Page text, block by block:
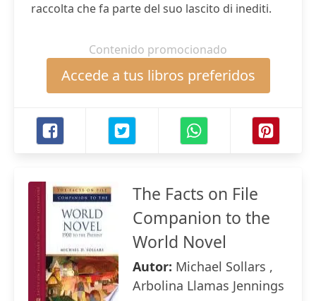
raccolta che fa parte del suo lascito di inediti.
Contenido promocionado
Accede a tus libros preferidos
The Facts on File
Companion to the
World Novel
Autor: Michael Sollars ,
Arbolina Llamas Jennings